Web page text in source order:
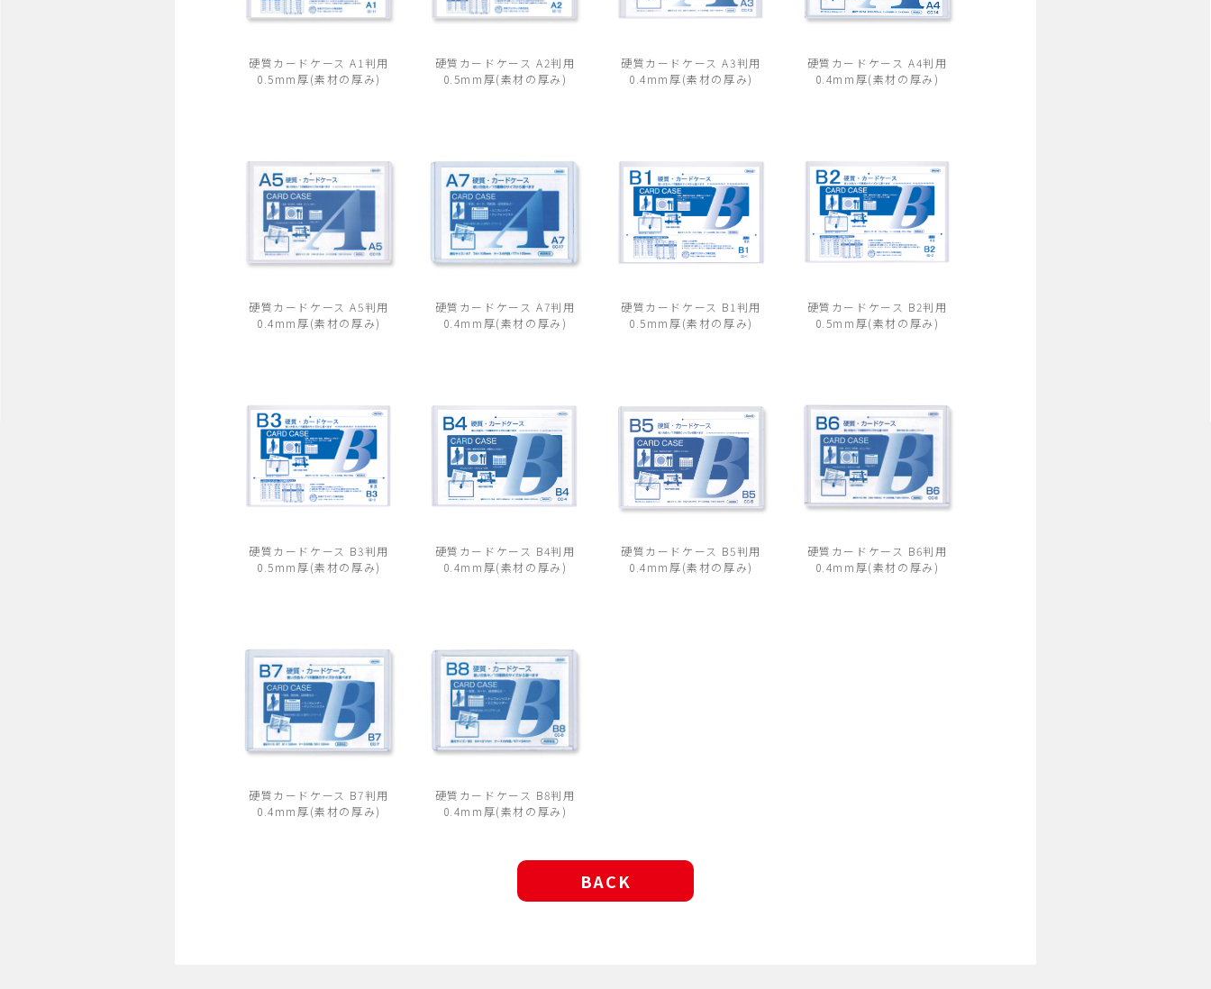
硬質カードケース A1判用
0.5mm厚(素材の厚み)
硬質カードケース A2判用
0.5mm厚(素材の厚み)
硬質カードケース A3判用
0.4mm厚(素材の厚み)
硬質カードケース A4判用
0.4mm厚(素材の厚み)
硬質カードケース A5判用
0.4mm厚(素材の厚み)
硬質カードケース A7判用
0.4mm厚(素材の厚み)
硬質カードケース B1判用
0.5mm厚(素材の厚み)
硬質カードケース B2判用
0.5mm厚(素材の厚み)
硬質カードケース B3判用
0.5mm厚(素材の厚み)
硬質カードケース B4判用
0.4mm厚(素材の厚み)
硬質カードケース B5判用
0.4mm厚(素材の厚み)
硬質カードケース B6判用
0.4mm厚(素材の厚み)
硬質カードケース B7判用
0.4mm厚(素材の厚み)
硬質カードケース B8判用
0.4mm厚(素材の厚み)
BACK